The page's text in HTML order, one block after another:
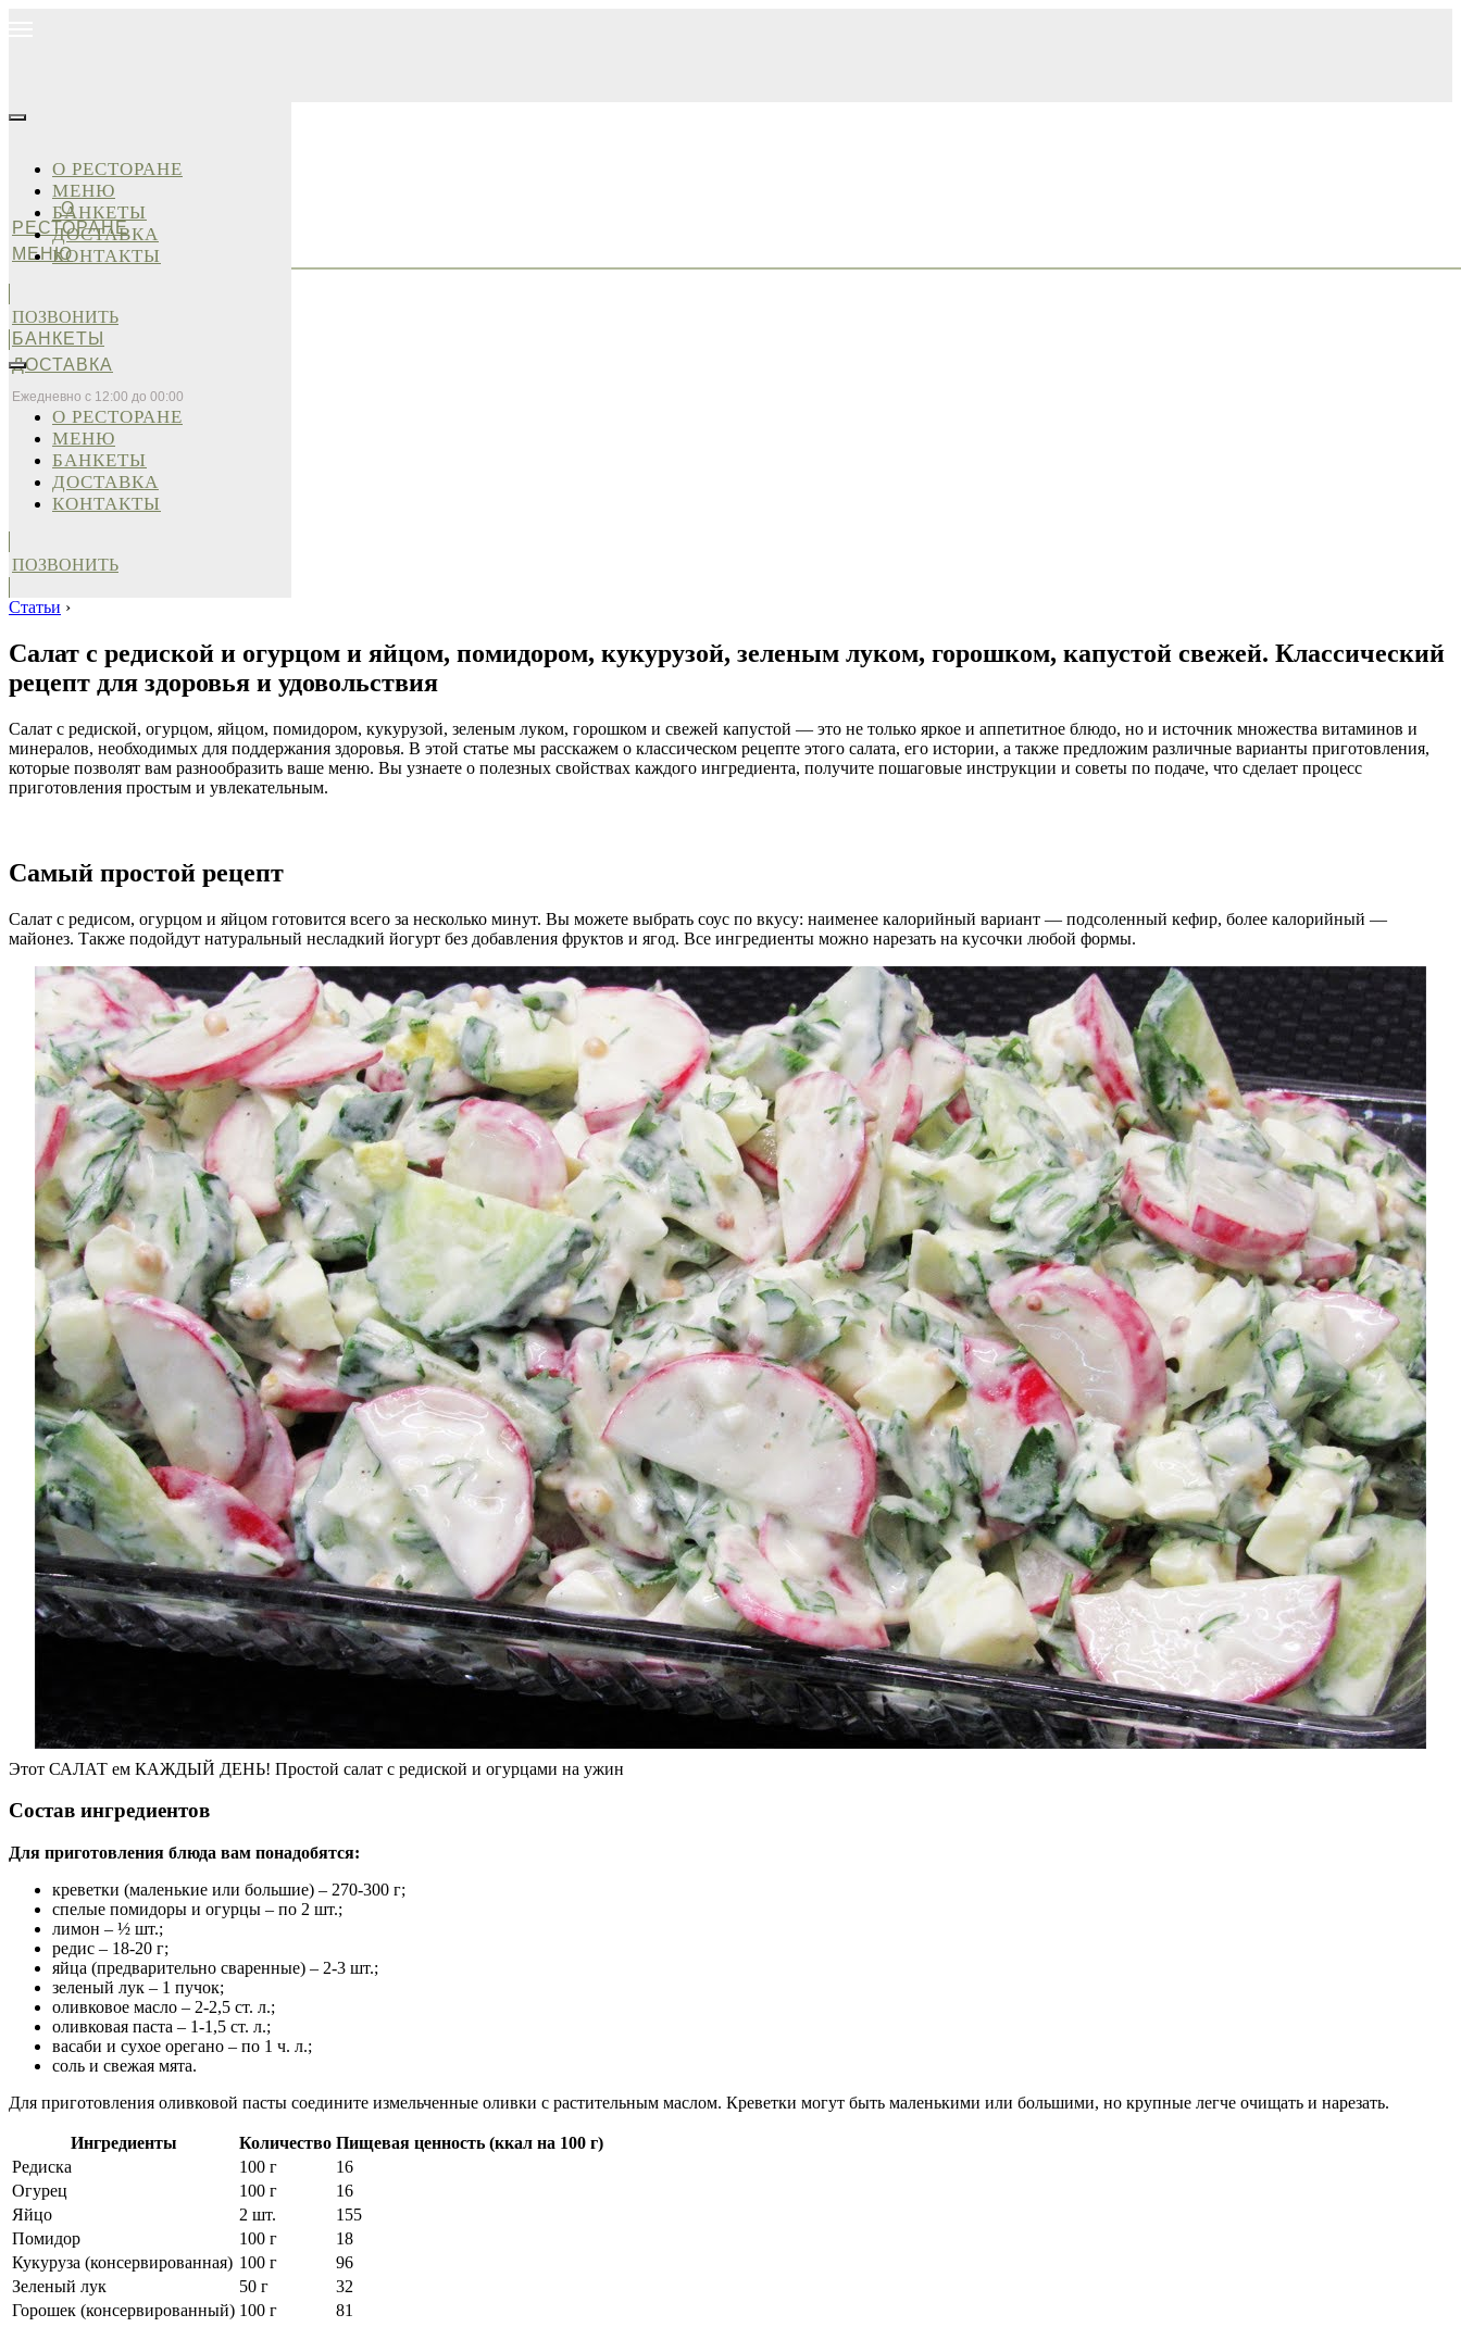
О
РЕСТОРАНЕ
МЕНЮ
БАНКЕТЫ
ДОСТАВКА
Ежедневно с 12:00 до 00:00
О РЕСТОРАНЕ
МЕНЮ
БАНКЕТЫ
ДОСТАВКА
КОНТАКТЫ
ПОЗВОНИТЬ
О РЕСТОРАНЕ
МЕНЮ
БАНКЕТЫ
ДОСТАВКА
КОНТАКТЫ
ПОЗВОНИТЬ
Статьи ›
Салат с редиской и огурцом и яйцом, помидором, кукурузой, зеленым луком, горошком, капустой свежей. Классический
рецепт для здоровья и удовольствия
Салат с редиской, огурцом, яйцом, помидором, кукурузой, зеленым луком, горошком и свежей капустой — это не только яркое и аппетитное блюдо, но и источник множества витаминов и
минералов, необходимых для поддержания здоровья. В этой статье мы расскажем о классическом рецепте этого салата, его истории, а также предложим различные варианты приготовления,
которые позволят вам разнообразить ваше меню. Вы узнаете о полезных свойствах каждого ингредиента, получите пошаговые инструкции и советы по подаче, что сделает процесс
приготовления простым и увлекательным.
Самый простой рецепт
Салат с редисом, огурцом и яйцом готовится всего за несколько минут. Вы можете выбрать соус по вкусу: наименее калорийный вариант — подсоленный кефир, более калорийный —
майонез. Также подойдут натуральный несладкий йогурт без добавления фруктов и ягод. Все ингредиенты можно нарезать на кусочки любой формы.
Этот САЛАТ ем КАЖДЫЙ ДЕНЬ! Простой салат с редиской и огурцами на ужин
Состав ингредиентов
Для приготовления блюда вам понадобятся:
креветки (маленькие или большие) – 270-300 г;
спелые помидоры и огурцы – по 2 шт.;
лимон – ½ шт.;
редис – 18-20 г;
яйца (предварительно сваренные) – 2-3 шт.;
зеленый лук – 1 пучок;
оливковое масло – 2-2,5 ст. л.;
оливковая паста – 1-1,5 ст. л.;
васаби и сухое орегано – по 1 ч. л.;
соль и свежая мята.
Для приготовления оливковой пасты соедините измельченные оливки с растительным маслом. Креветки могут быть маленькими или большими, но крупные легче очищать и нарезать.
Ингредиенты Количество Пищевая ценность (ккал на 100 г)
Редиска
100 г
16
Огурец
100 г
16
Яйцо
2 шт.
155
Помидор
100 г
18
Кукуруза (консервированная) 100 г
96
Зеленый лук
50 г
32
Горошек (консервированный) 100 г
81